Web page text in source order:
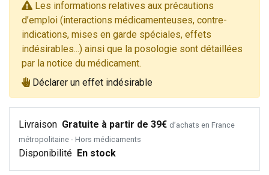
Les informations relatives aux précautions
d’emploi (interactions médicamenteuses, contre-
indications, mises en garde spéciales, effets
indésirables...) ainsi que la posologie sont détaillées
par la notice du médicament.
Déclarer un effet indésirable
Livraison Gratuite à partir de 39€ d’achats en France
métropolitaine - Hors médicaments
Disponibilité En stock